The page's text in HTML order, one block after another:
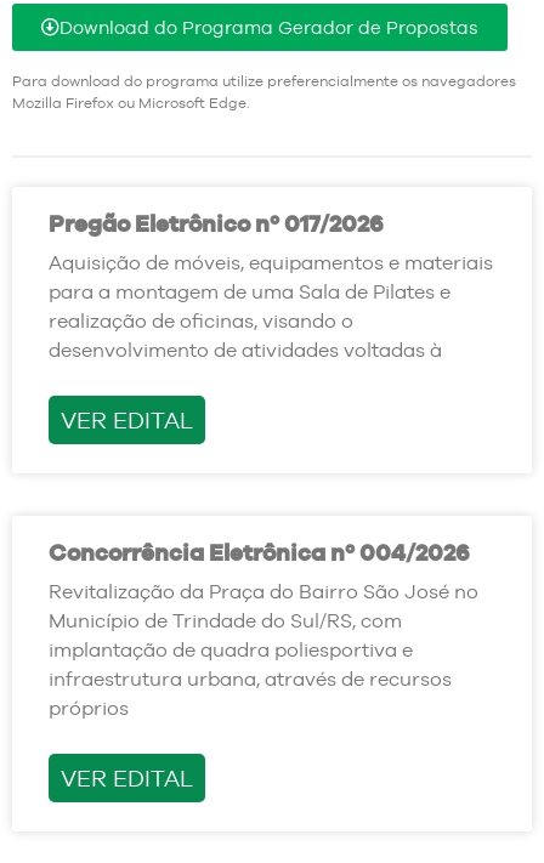
Download do Programa Gerador de Propostas
Para download do programa utilize preferencialmente os navegadores
Mozilla Firefox ou Microsoft Edge.
Pregão Eletrônico nº 017/2026
Aquisição de móveis, equipamentos e materiais
para a montagem de uma Sala de Pilates e
realização de oficinas, visando o
desenvolvimento de atividades voltadas à
VER EDITAL
Concorrência Eletrônica nº 004/2026
Revitalização da Praça do Bairro São José no
Município de Trindade do Sul/RS, com
implantação de quadra poliesportiva e
infraestrutura urbana, através de recursos
próprios
VER EDITAL